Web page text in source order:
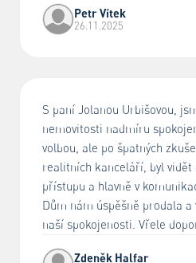
Petr Vítek
26.11.2025
S paní Jolanou Urbišovou,
nemovitosti nadmíru
volbou, ale po špatných
realitních kanceláří, byl
přístupu a hlavně v
Dům nám úspěšně prodala
naší spokojenosti. Vřele
Zdeněk Halfar